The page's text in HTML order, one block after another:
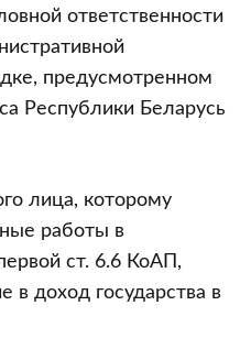
ответственности
предусмотренном
Республики Беларусь
лица, которому
работы в
ст. 6.6 КоАП,
в доход государства в